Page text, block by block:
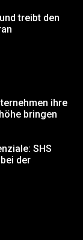
treibt den
ihre
bringen
SHS
der